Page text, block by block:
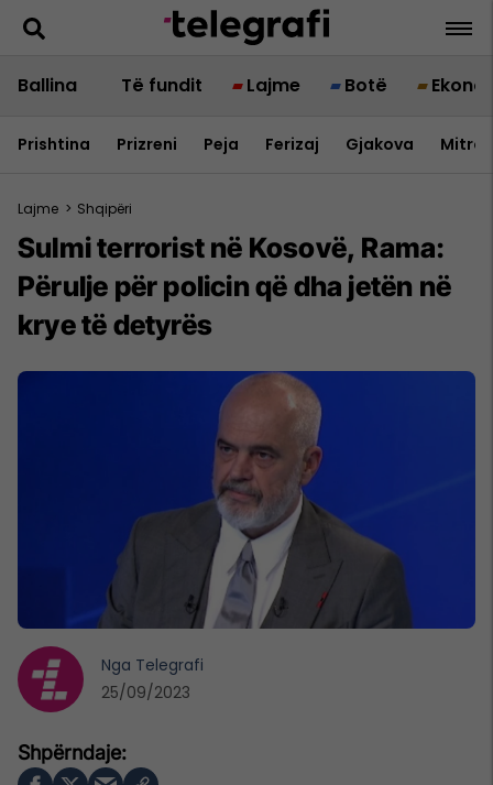
Ballina Të fundit Lajme Botë
Prishtina Prizreni Peja Ferizaj Gjakova
Lajme > Shqipëri
Sulmi terrorist në Kosovë, Rama:
Përulje për policin që dha jetën në
krye të detyrës
Nga Telegrafi
25/09/2023